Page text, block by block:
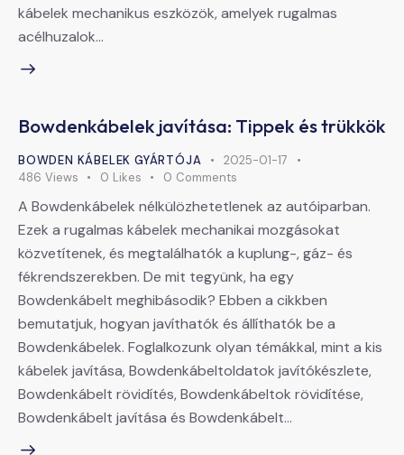
kábelek mechanikus eszközök, amelyek rugalmas
acélhuzalok…
Bowdenkábelek javítása: Tippek és trükkök
BOWDEN KÁBELEK GYÁRTÓJA
2025-01-17
486 Views 0 Likes 0 Comments
A Bowdenkábelek nélkülözhetetlenek az autóiparban.
Ezek a rugalmas kábelek mechanikai mozgásokat
közvetítenek, és megtalálhatók a kuplung-, gáz- és
fékrendszerekben. De mit tegyünk, ha egy
Bowdenkábelt meghibásodik? Ebben a cikkben
bemutatjuk, hogyan javíthatók és állíthatók be a
Bowdenkábelek. Foglalkozunk olyan témákkal, mint a kis
kábelek javítása, Bowdenkábeltoldatok javítókészlete,
Bowdenkábelt rövidítés, Bowdenkábeltok rövidítése,
Bowdenkábelt javítása és Bowdenkábelt…